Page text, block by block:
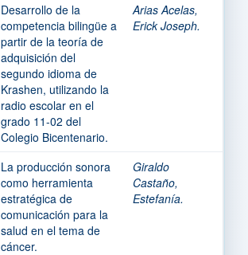
Desarrollo de la
competencia bilingüe a
partir de la teoría de
adquisición del
segundo idioma de
Krashen, utilizando la
radio escolar en el
grado 11-02 del
Colegio Bicentenario.
Arias Acelas,
Erick Joseph.
La producción sonora
como herramienta
estratégica de
comunicación para la
salud en el tema de
cáncer.
Giraldo
Castaño,
Estefanía.